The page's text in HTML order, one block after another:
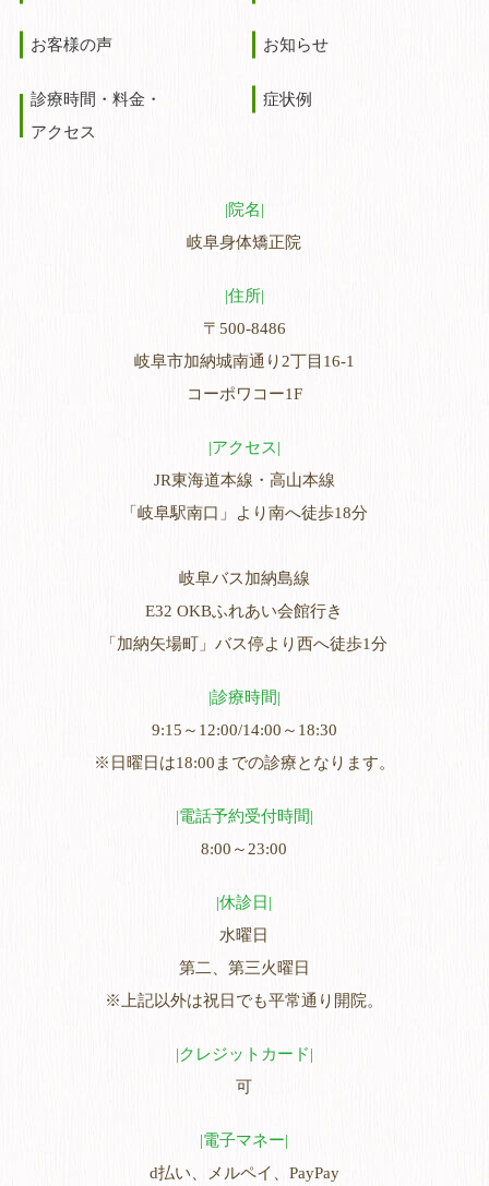
お客様の声
診療時間・料金・
アクセス
お知らせ
症状例
院名
岐阜身体矯正院
住所
〒500-8486
岐阜市加納城南通り2丁目16-1
コーポワコー1F
アクセス
JR東海道本線・高山本線
「岐阜駅南口」より南へ徒歩18分
岐阜バス加納島線
E32 OKBふれあい会館行き
「加納矢場町」バス停より西へ徒歩1分
診療時間
9:15～12:00/14:00～18:30
※日曜日は18:00までの診療となります。
電話予約受付時間
8:00～23:00
休診日
水曜日
第二、第三火曜日
※上記以外は祝日でも平常通り開院。
クレジットカード
可
電子マネー
d払い、メルペイ、PayPay